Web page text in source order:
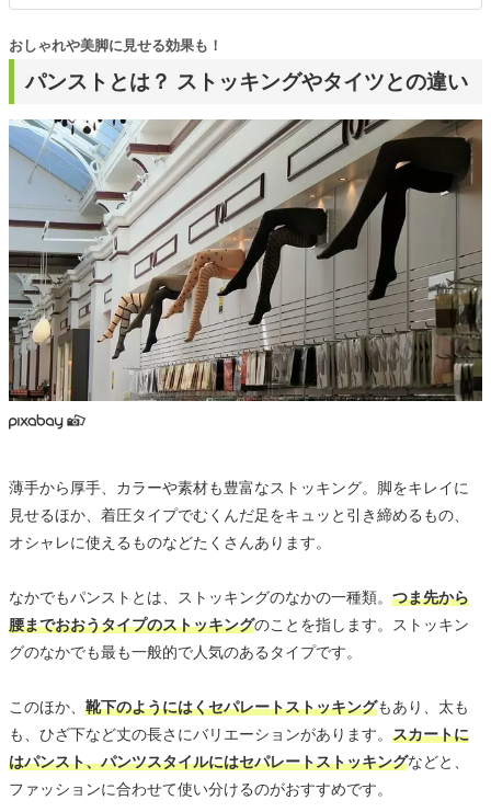
パンストとは？ ストッキングやタイツとの違い
おしゃれや美脚に見せる効果も！
薄手から厚手、カラーや素材も豊富なストッキング。脚をキレイに
見せるほか、着圧タイプでむくんだ足をキュッと引き締めるもの、
オシャレに使えるものなどたくさんあります。
なかでもパンストとは、ストッキングのなかの一種類。 つま先から
腰までおおうタイプのストッキングのことを指します。ストッキン
グのなかでも最も一般的で人気のあるタイプです。
このほか、 靴下のようにはくセパレートストッキングもあり、太も
も、ひざ下など丈の長さにバリエーションがあります。 スカートに
はパンスト、パンツスタイルにはセパレートストッキングなどと、
ファッションに合わせて使い分けるのがおすすめです。